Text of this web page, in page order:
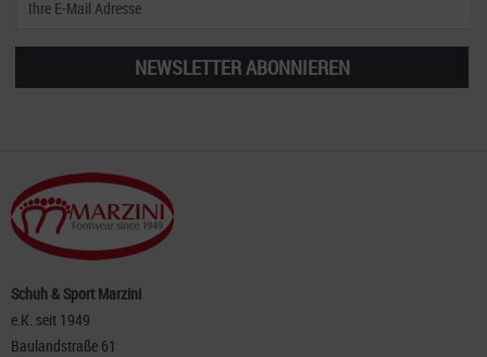
NEWSLETTER ABONNIEREN
Schuh & Sport Marzini
e.K. seit 1949
Baulandstraße 61